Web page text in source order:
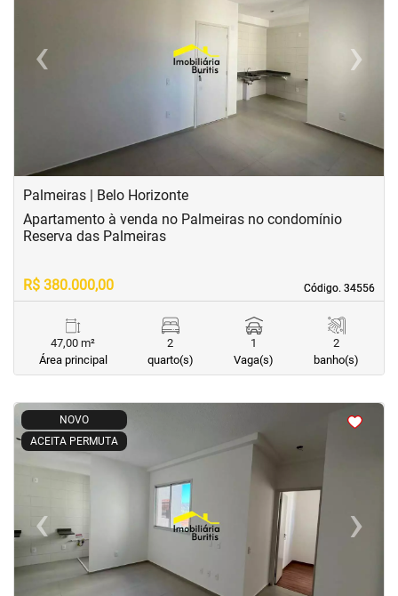
‹Previous ›Next
Palmeiras | Belo Horizonte
Código. 34556
Código. 34556
Apartamento à venda no Palmeiras no condomínio
Reserva das Palmeiras
R$ 380.000,00
47,00 m²
Área principal
2
quarto(s)
1
Vaga(s)
2
banho(s)
NOVO
ACEITA PERMUTA
< <<<
‹Previous ›Next